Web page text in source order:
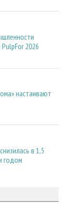
2026
настаивают
в 1,5
годом